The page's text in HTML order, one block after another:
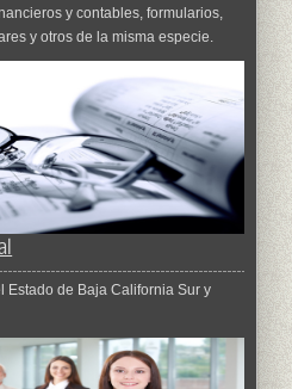
y contables, formularios,
y otros de la misma especie.
Estado de Baja California Sur y